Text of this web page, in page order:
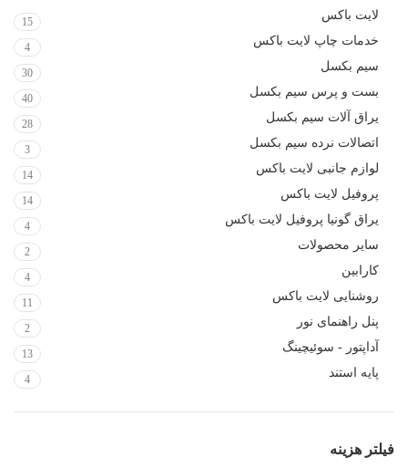
لایت باکس 15
خدمات چاپ لایت باکس 4
سیم بکسل 30
بست و پرس سیم بکسل 40
یراق آلات سیم بکسل 28
اتصالات نرده سیم بکسل 3
لوازم جانبی لایت باکس 14
پروفیل لایت باکس 14
یراق گونیا پروفیل لایت باکس 4
سایر محصولات 2
کارابین 4
روشنایی لایت باکس 11
پنل راهنمای نور 2
آداپتور - سوئیچینگ 13
پایه استند 4
فیلتر هزینه